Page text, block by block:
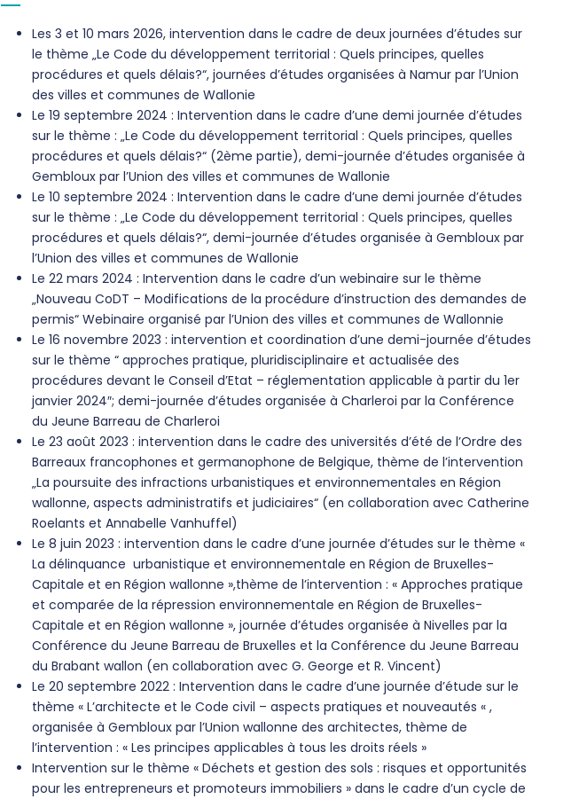
Les 3 et 10 mars 2026, intervention dans le cadre de deux journées d’études sur
le thème „Le Code du développement territorial : Quels principes, quelles
procédures et quels délais?“, journées d’études organisées à Namur par l’Union
des villes et communes de Wallonie
Le 19 septembre 2024 : Intervention dans le cadre d’une demi journée d’études
sur le thème : „Le Code du développement territorial : Quels principes, quelles
procédures et quels délais?“ (2ème partie), demi-journée d’études organisée à
Gembloux par l’Union des villes et communes de Wallonie
Le 10 septembre 2024 : Intervention dans le cadre d’une demi journée d’études
sur le thème : „Le Code du développement territorial : Quels principes, quelles
procédures et quels délais?“, demi-journée d’études organisée à Gembloux par
l’Union des villes et communes de Wallonie
Le 22 mars 2024 : Intervention dans le cadre d’un webinaire sur le thème
„Nouveau CoDT – Modifications de la procédure d’instruction des demandes de
permis“ Webinaire organisé par l’Union des villes et communes de Wallonnie
Le 16 novembre 2023 : intervention et coordination d’une demi-journée d’études
sur le thème “ approches pratique, pluridisciplinaire et actualisée des
procédures devant le Conseil d’Etat – réglementation applicable à partir du 1er
janvier 2024″; demi-journée d’études organisée à Charleroi par la Conférence
du Jeune Barreau de Charleroi
Le 23 août 2023 : intervention dans le cadre des universités d’été de l’Ordre des
Barreaux francophones et germanophone de Belgique, thème de l’intervention
„La poursuite des infractions urbanistiques et environnementales en Région
wallonne, aspects administratifs et judiciaires“ (en collaboration avec Catherine
Roelants et Annabelle Vanhuffel)
Le 8 juin 2023 : intervention dans le cadre d’une journée d’études sur le thème «
La délinquance urbanistique et environnementale en Région de Bruxelles-
Capitale et en Région wallonne »,thème de l’intervention : « Approches pratique
et comparée de la répression environnementale en Région de Bruxelles-
Capitale et en Région wallonne », journée d’études organisée à Nivelles par la
Conférence du Jeune Barreau de Bruxelles et la Conférence du Jeune Barreau
du Brabant wallon (en collaboration avec G. George et R. Vincent)
Le 20 septembre 2022 : Intervention dans le cadre d’une journée d’étude sur le
thème « L’architecte et le Code civil – aspects pratiques et nouveautés « ,
organisée à Gembloux par l’Union wallonne des architectes, thème de
l’intervention : « Les principes applicables à tous les droits réels »
Intervention sur le thème « Déchets et gestion des sols : risques et opportunités
pour les entrepreneurs et promoteurs immobiliers » dans le cadre d’un cycle de